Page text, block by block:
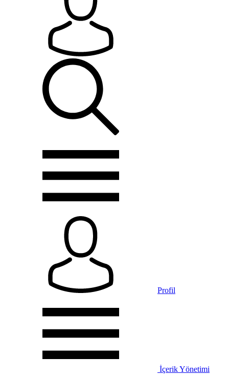
Profil
İçerik Yönetimi